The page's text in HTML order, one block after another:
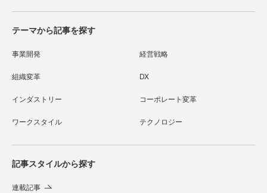
テーマから記事を探す
事業開発 経営戦略
組織変革 DX
インダストリー コーポレート変革
ワークスタイル テクノロジー
記事スタイルから探す
連載記事